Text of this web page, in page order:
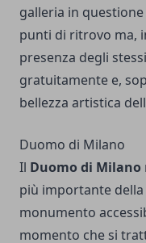
galleria in
punti di ritrovo ma,
presenza degli
gratuitamente e,
bellezza artistica
Duomo di Milano
Il Duomo di Milano
più importante
monumento
momento che si